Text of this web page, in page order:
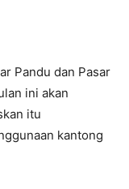
Pandu dan Pasar
ini akan
itu
kantong